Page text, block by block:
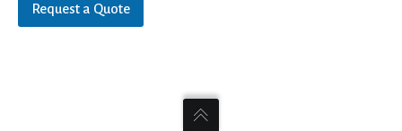
Request a Quote